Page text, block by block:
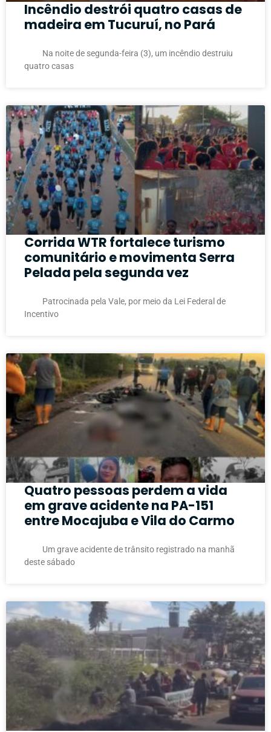
Incêndio destrói quatro casas de
madeira em Tucuruí, no Pará
Na noite de segunda-feira (3), um incêndio destruiu
quatro casas
Corrida WTR fortalece turismo
comunitário e movimenta Serra
Pelada pela segunda vez
Patrocinada pela Vale, por meio da Lei Federal de
Incentivo
Quatro pessoas perdem a vida
em grave acidente na PA-151
entre Mocajuba e Vila do Carmo
Um grave acidente de trânsito registrado na manhã
deste sábado